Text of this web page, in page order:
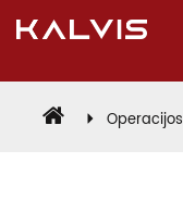
Operacijos